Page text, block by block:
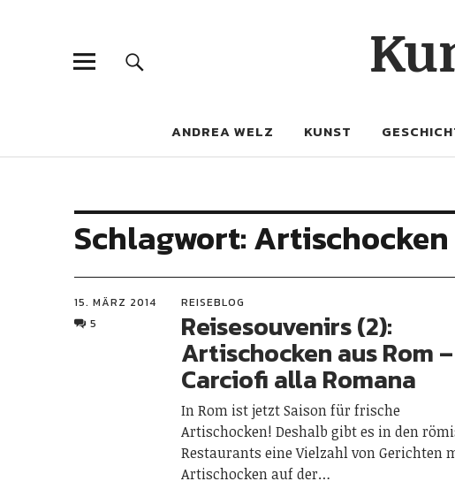
ANDREA WELZ KUNST
Schlagwort:Artischocken
15. MÄRZ 2014
5
REISEBLOG
Reisesouvenirs (2):
Artischocken aus Rom –
Carciofi alla Romana
In Rom ist jetzt Saison für frische
Artischocken! Deshalb gibt es in den
Restaurants eine Vielzahl von Gerichten
Artischocken auf der…